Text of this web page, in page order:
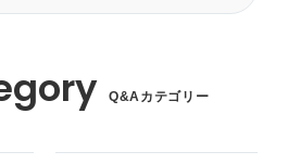
Q&Aカテゴリー